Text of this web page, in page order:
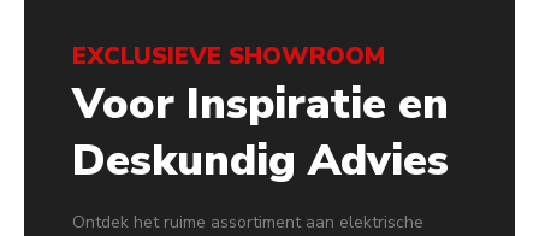
EXCLUSIEVE SHOWROOM
Voor Inspiratie en
Deskundig Advies
Ontdek het ruime assortiment aan elektrische